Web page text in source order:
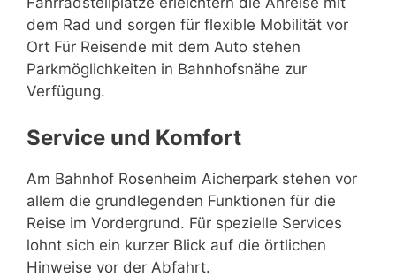
dem Rad und sorgen für flexible Mobilität vor
Ort Für Reisende mit dem Auto stehen
Parkmöglichkeiten in Bahnhofsnähe zur
Verfügung.
Service und Komfort
Am Bahnhof Rosenheim Aicherpark stehen vor
allem die grundlegenden Funktionen für die
Reise im Vordergrund. Für spezielle Services
lohnt sich ein kurzer Blick auf die örtlichen
Hinweise vor der Abfahrt.